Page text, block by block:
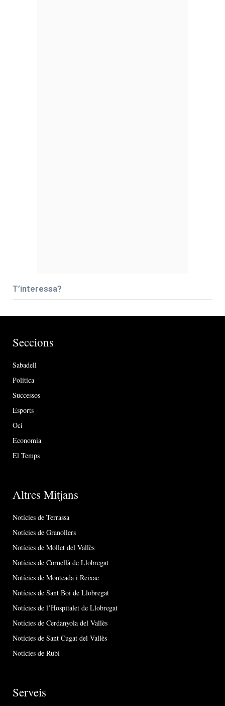
T’interessa?
Seccions
Sabadell
Política
Successos
Esports
Oci
Economia
El Temps
Altres Mitjans
Notícies de Terrassa
Notícies de Granollers
Notícies de Mollet del Vallès
Notícies de Cornellà de Llobregat
Notícies de Montcada i Reixac
Notícies de Sant Boi de Llobregat
Notícies de l’Hospitalet de Llobregat
Notícies de Cerdanyola del Vallès
Notícies de Sant Cugat del Vallès
Notícies de Rubí
Serveis